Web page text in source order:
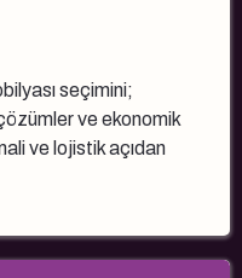
seçimini;
ve ekonomik
ve lojistik açıdan